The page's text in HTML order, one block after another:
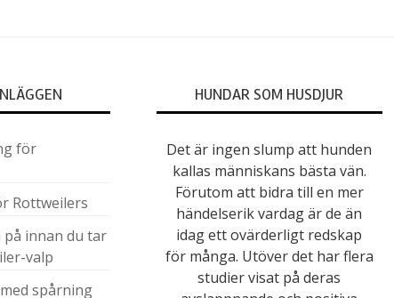
för
Rottweilers
innan du tar
valp
spårning
HUNDAR SOM HUSDJUR
Det är ingen slump att hunden
kallas människans bästa vän.
Förutom att bidra till en mer
händelserik vardag är de än
idag ett ovärderligt redskap
för många. Utöver det har flera
studier visat på deras